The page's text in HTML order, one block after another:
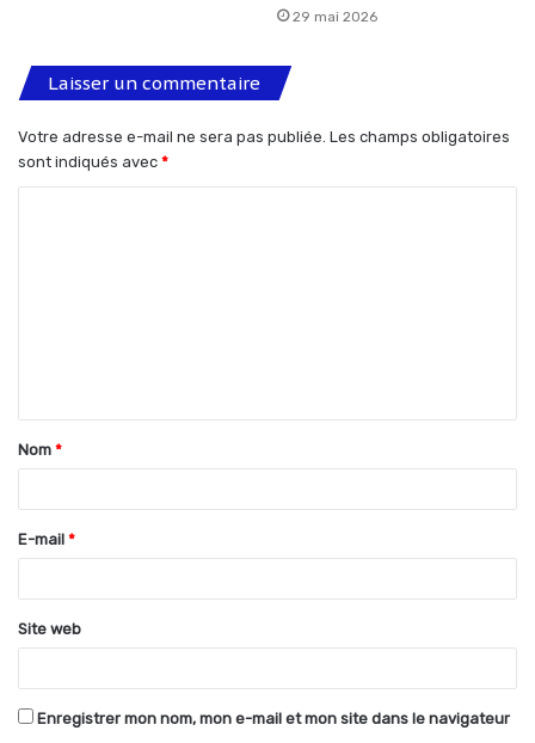
29 mai 2026
Laisser un commentaire
Votre adresse e-mail ne sera pas publiée. Les champs obligatoires
sont indiqués avec *
t
a
e
*
Nom *
E-mail *
Site web
Enregistrer mon nom, mon e-mail et mon site dans le navigateur